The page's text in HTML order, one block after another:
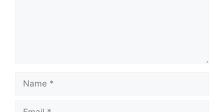
Name
Email